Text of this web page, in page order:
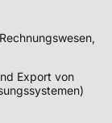
Export von